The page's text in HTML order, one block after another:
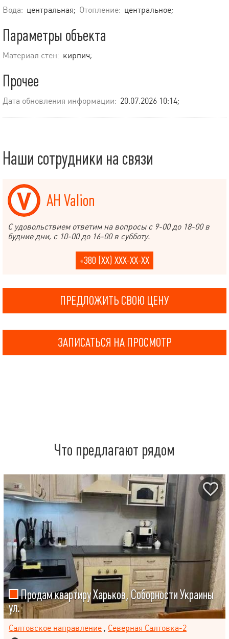
Вода: центральная; Отопление: центральное;
Параметры объекта
Материал стен: кирпич;
Прочее
Дата обновления информации: 20.07.2026 10:14;
Наши сотрудники на связи
АН Valion
С удовольствием ответим на вопросы с 9-00 до 18-00 в
будние дни, с 10-00 до 16-00 в субботу.
+380 (XX) XXX-XX-XX
ПРЕДЛОЖИТЬ СВОЮ ЦЕНУ
ЗАПИСАТЬСЯ НА ПРОСМОТР
Что предлагают рядом
Продам квартиру Харьков, Соборности Украины
ул.
Салтовское направление , Северная Салтовка-2